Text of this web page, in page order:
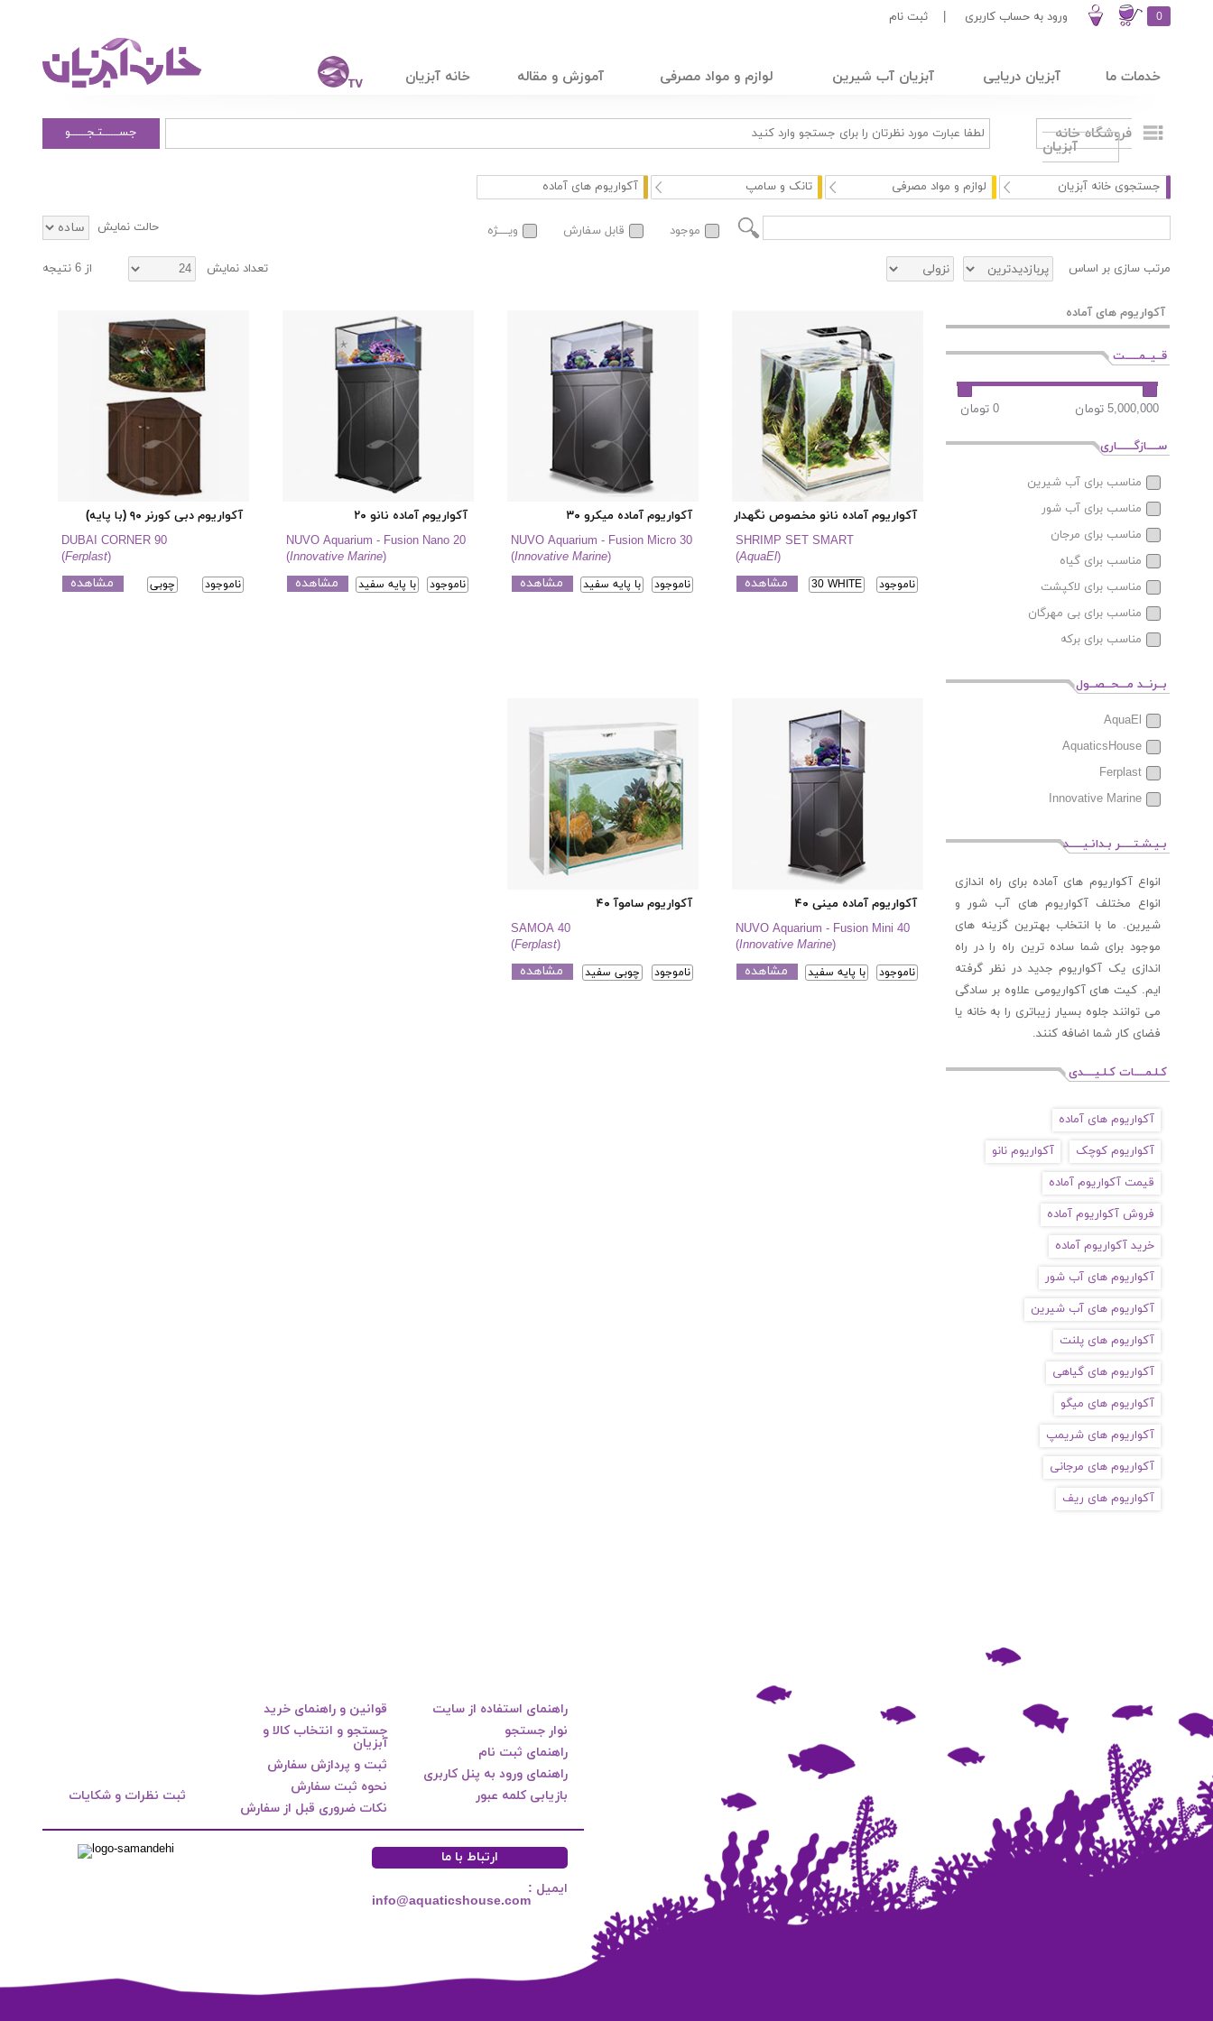
0 ورود به حساب کاربری ثبت نام
خدمات ما آبزیان دریایی آبزیان آب شیرین لوازم و مواد مصرفی آموزش و مقاله خانه آبزیان
فروشگاه خانه
آبزیان
جســــــتـجــــــو
جستجوی خانه آبزیان لوازم و مواد مصرفی تانک و سامپ آکواریوم های آماده
موجود قابل سفارش ویــــژه حالت نمایش
مرتب سازی بر اساس تعداد نمایش از 6 نتیجه
آکواریوم های آماده
قــیــمـــــت
ســــازگــــــاری
مناسب برای آب شیرین
مناسب برای آب شور
مناسب برای مرجان
مناسب برای گیاه
مناسب برای لاکپشت
مناسب برای بی مهرگان
مناسب برای برکه
بــرنــد مـــحــصــول
AquaEl
AquaticsHouse
Ferplast
Innovative Marine
بـیـشـتـــــر بـدانـیـــــد
انواع آکواریوم های آماده برای راه اندازی
انواع مختلف آکواریوم های آب شور و
شیرین. ما با انتخاب بهترین گزینه های
موجود برای شما ساده ترین راه را در راه
اندازی یک آکواریوم جدید در نظر گرفته
ایم. کیت های آکواریومی علاوه بر سادگی
می توانند جلوه بسیار زیباتری را به خانه یا
فضای کار شما اضافه کنند.
کـلـمــــات کـلـیــــدی
آکواریوم های آماده
آکواریوم کوچک
آکواریوم نانو
قیمت آکواریوم آماده
فروش آکواریوم آماده
خرید آکواریوم آماده
آکواریوم های آب شور
آکواریوم های آب شیرین
آکواریوم های پلنت
آکواریوم های گیاهی
آکواریوم های میگو
آکواریوم های شریمپ
آکواریوم های مرجانی
آکواریوم های ریف
آکواریوم آماده نانو مخصوص نگهداری میگو (شریمپ ست اسمارت)
SHRIMP SET SMART
(AquaEl)
ناموجود 30 WHITE مشاهده
آکواریوم آماده میکرو ۳۰
NUVO Aquarium - Fusion Micro 30
(Innovative Marine)
ناموجود با پایه سفید مشاهده
آکواریوم آماده نانو ۲۰
NUVO Aquarium - Fusion Nano 20
(Innovative Marine)
ناموجود با پایه سفید مشاهده
آکواریوم دبی کورنر ۹۰ (با پایه)
DUBAI CORNER 90
(Ferplast)
ناموجود چوبی مشاهده
آکواریوم آماده مینی ۴۰
NUVO Aquarium - Fusion Mini 40
(Innovative Marine)
ناموجود با پایه سفید مشاهده
آکواریوم ساموآ ۴۰
SAMOA 40
(Ferplast)
ناموجود چوبی سفید مشاهده
راهنمای استفاده از سایت
نوار جستجو
راهنمای ثبت نام
راهنمای ورود به پنل کاربری
بازیابی کلمه عبور
قوانین و راهنمای خرید
جستجو و انتخاب کالا و
آبزیان
ثبت و پردازش سفارش
نحوه ثبت سفارش
نکات ضروری قبل از سفارش
ثبت نظرات و شکایات
ارتباط با ما
ایمیل :
info@aquaticshouse.com